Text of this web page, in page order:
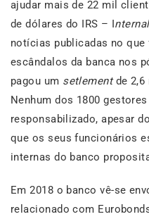
ajudar mais de 22 mil
de dólares do IRS – I
notícias publicadas no que
escândalos da banca nos
pagou um setlementde 2,6
Nenhum dos 1800
responsabilizado, apesar
que os seus funcionários
internas do banco
Em 2018 o banco vê-se
relacionado com